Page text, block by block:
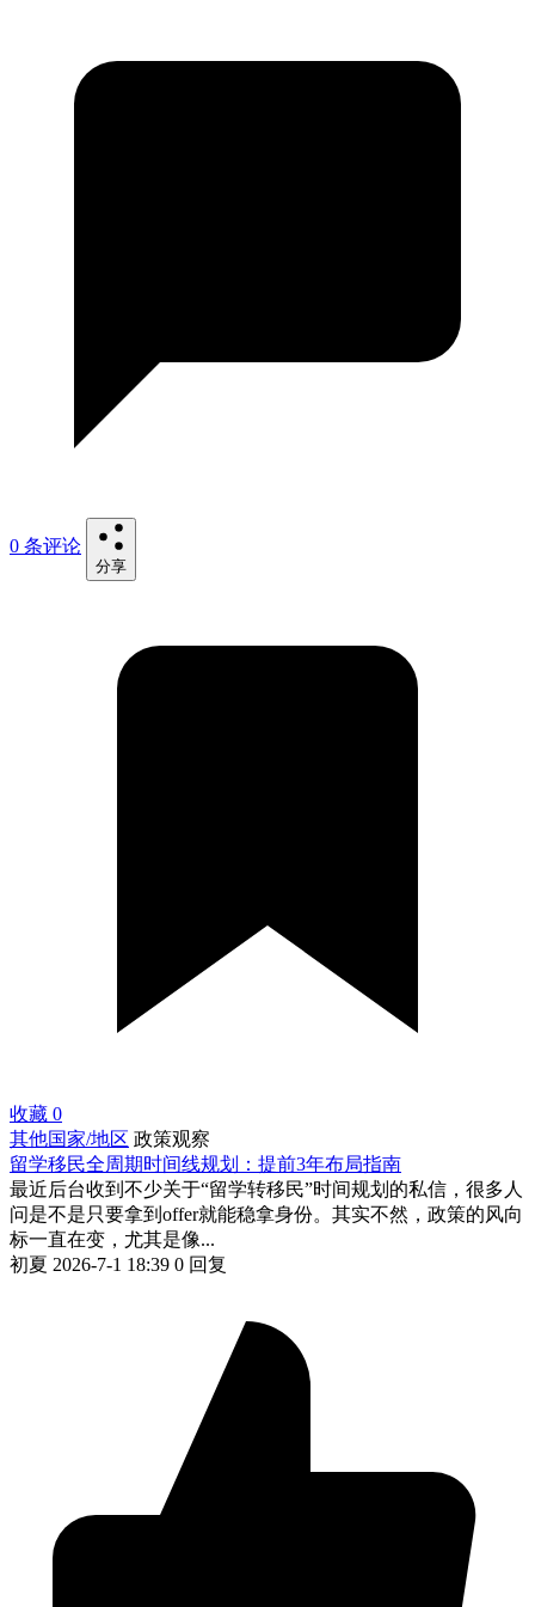
0 条评论
分享
收藏 0
其他国家/地区 政策观察
留学移民全周期时间线规划：提前3年布局指南
最近后台收到不少关于“留学转移民”时间规划的私信，很多人
问是不是只要拿到offer就能稳拿身份。其实不然，政策的风向
标一直在变，尤其是像...
初夏 2026-7-1 18:39 0 回复